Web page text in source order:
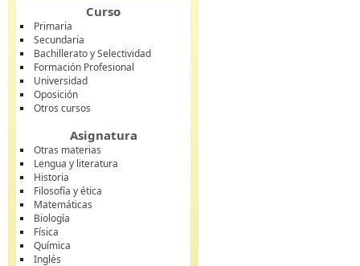
Curso
Primaria
Secundaria
Bachillerato y Selectividad
Formación Profesional
Universidad
Oposición
Otros cursos
Asignatura
Otras materias
Lengua y literatura
Historia
Filosofía y ética
Matemáticas
Biología
Física
Química
Inglés